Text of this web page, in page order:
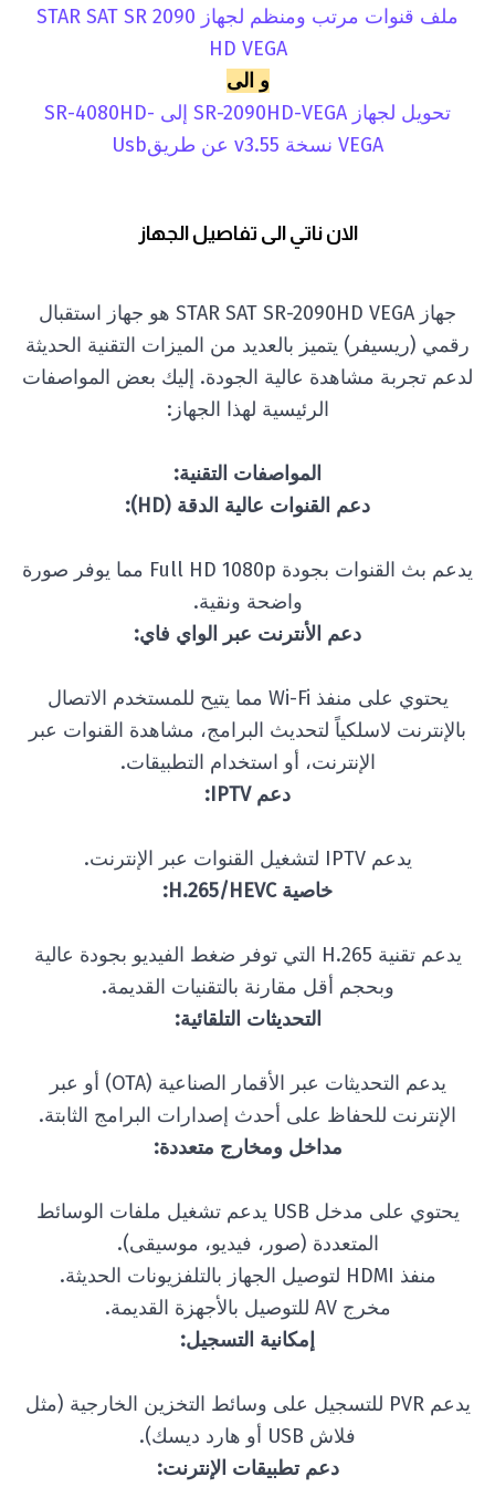
ملف قنوات مرتب ومنظم لجهاز STAR SAT SR 2090
HD VEGA
و الى
تحويل لجهاز SR-2090HD-VEGA إلى SR-4080HD-
VEGA نسخة v3.55 عن طريقUsb
الان ناتي الى تفاصيل الجهاز
جهاز STAR SAT SR-2090HD VEGA هو جهاز استقبال
رقمي (ريسيفر) يتميز بالعديد من الميزات التقنية الحديثة
لدعم تجربة مشاهدة عالية الجودة. إليك بعض المواصفات
الرئيسية لهذا الجهاز:
المواصفات التقنية:
دعم القنوات عالية الدقة (HD):
يدعم بث القنوات بجودة Full HD 1080p مما يوفر صورة
واضحة ونقية.
دعم الأنترنت عبر الواي فاي:
يحتوي على منفذ Wi-Fi مما يتيح للمستخدم الاتصال
بالإنترنت لاسلكياً لتحديث البرامج، مشاهدة القنوات عبر
الإنترنت، أو استخدام التطبيقات.
دعم IPTV:
يدعم IPTV لتشغيل القنوات عبر الإنترنت.
خاصية H.265/HEVC:
يدعم تقنية H.265 التي توفر ضغط الفيديو بجودة عالية
وبحجم أقل مقارنة بالتقنيات القديمة.
التحديثات التلقائية:
يدعم التحديثات عبر الأقمار الصناعية (OTA) أو عبر
الإنترنت للحفاظ على أحدث إصدارات البرامج الثابتة.
مداخل ومخارج متعددة:
يحتوي على مدخل USB يدعم تشغيل ملفات الوسائط
المتعددة (صور، فيديو، موسيقى).
منفذ HDMI لتوصيل الجهاز بالتلفزيونات الحديثة.
مخرج AV للتوصيل بالأجهزة القديمة.
إمكانية التسجيل:
يدعم PVR للتسجيل على وسائط التخزين الخارجية (مثل
فلاش USB أو هارد ديسك).
دعم تطبيقات الإنترنت: